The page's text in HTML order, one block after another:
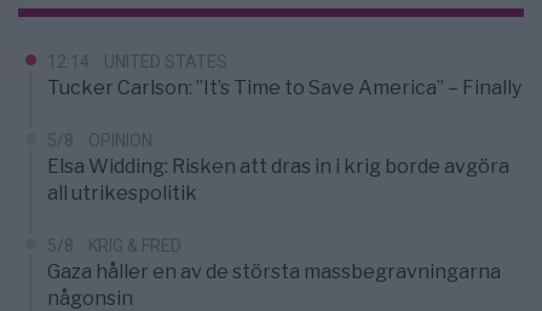
12:14 UNITED STATES
Tucker Carlson: ”It’s Time to Save America” – Finally
5/8 OPINION
Elsa Widding: Risken att dras in i krig borde avgöra
all utrikespolitik
5/8 KRIG & FRED
Gaza håller en av de största massbegravningarna
någonsin